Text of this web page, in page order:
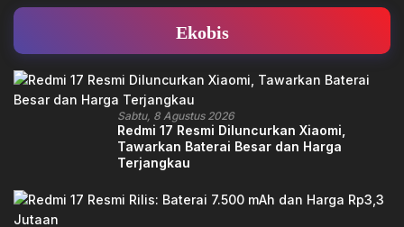
Ekobis
Sabtu, 8 Agustus 2026
Redmi 17 Resmi Diluncurkan Xiaomi,
Tawarkan Baterai Besar dan Harga
Terjangkau